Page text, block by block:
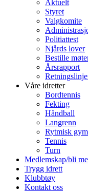
Aktuelt
Styret
Valgkomite
Politiattest
Njårds lover
Bestille
Årsrapport
Våre idretter
Bordtennis
Fekting
Håndball
Langrenn
Rytmisk
Tennis
Turn
Medlemskap/bli
Trygg idrett
Klubbtøy
Kontakt oss